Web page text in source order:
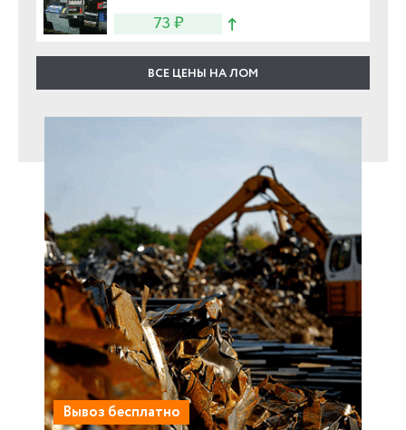
Вывоз бесплатно
73 ₽
ВСЕ ЦЕНЫ НА ЛОМ